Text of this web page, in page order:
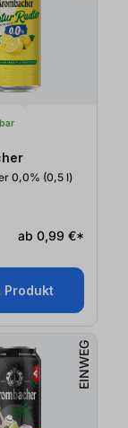
Natur Radler 0,0% (0,5 l)
ab 0,99 €*
Produkt
EINWEG